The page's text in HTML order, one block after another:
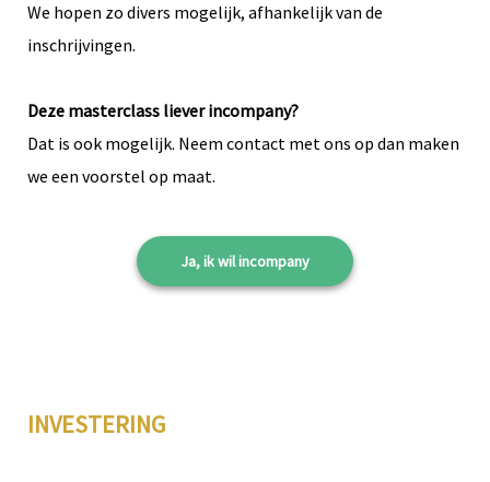
We hopen zo divers mogelijk, afhankelijk van de
inschrijvingen.
Deze masterclass liever incompany?
Dat is ook mogelijk. Neem contact met ons op dan maken
we een voorstel op maat.
Ja, ik wil incompany
INVESTERING